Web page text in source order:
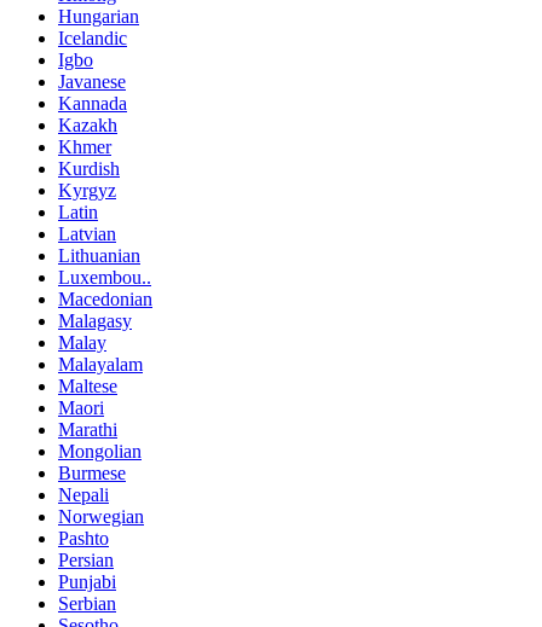
Hungarian
Icelandic
Igbo
Javanese
Kannada
Kazakh
Khmer
Kurdish
Kyrgyz
Latin
Latvian
Lithuanian
Luxembou..
Macedonian
Malagasy
Malay
Malayalam
Maltese
Maori
Marathi
Mongolian
Burmese
Nepali
Norwegian
Pashto
Persian
Punjabi
Serbian